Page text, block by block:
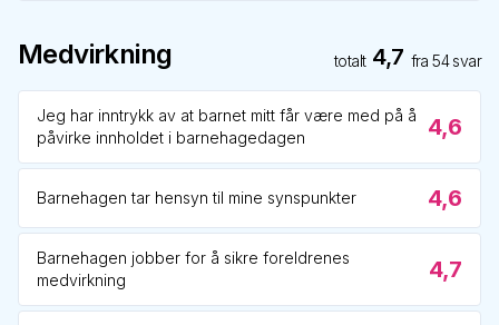
Medvirkning totalt 4,7 fra54svar
Jeg har inntrykk av at barnet mitt får være med på å
påvirke innholdet i barnehagedagen
4,6
Barnehagen tar hensyn til mine synspunkter 4,6
Barnehagen jobber for å sikre foreldrenes
medvirkning
4,7